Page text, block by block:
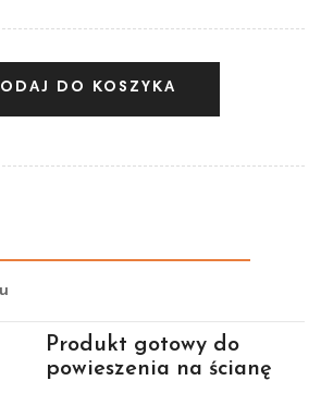
DO KOSZYKA
Produkt gotowy do
powieszenia na ścianę